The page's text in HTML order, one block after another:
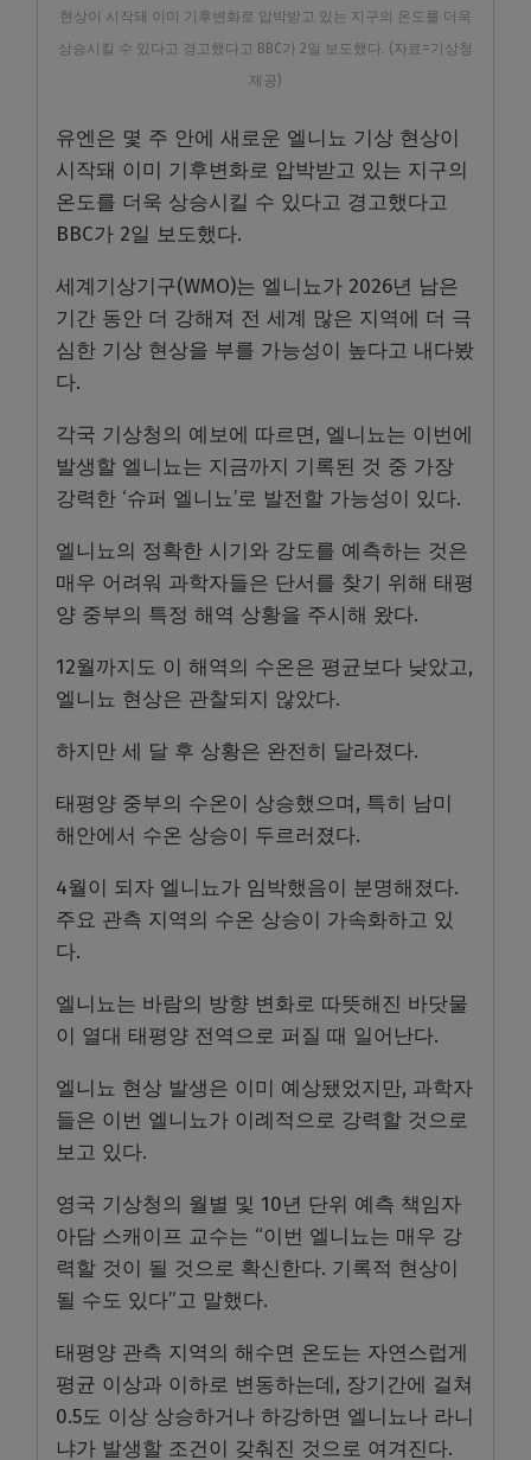
현상이 시작돼 이미 기후변화로 압박받고 있는 지구의 온도를 더욱
상승시킬 수 있다고 경고했다고 BBC가 2일 보도했다. (자료=기상청
제공)
유엔은 몇 주 안에 새로운 엘니뇨 기상 현상이
시작돼 이미 기후변화로 압박받고 있는 지구의
온도를 더욱 상승시킬 수 있다고 경고했다고
BBC가 2일 보도했다.
세계기상기구(WMO)는 엘니뇨가 2026년 남은
기간 동안 더 강해져 전 세계 많은 지역에 더 극
심한 기상 현상을 부를 가능성이 높다고 내다봤
다.
각국 기상청의 예보에 따르면, 엘니뇨는 이번에
발생할 엘니뇨는 지금까지 기록된 것 중 가장
강력한 ‘슈퍼 엘니뇨’로 발전할 가능성이 있다.
엘니뇨의 정확한 시기와 강도를 예측하는 것은
매우 어려워 과학자들은 단서를 찾기 위해 태평
양 중부의 특정 해역 상황을 주시해 왔다.
12월까지도 이 해역의 수온은 평균보다 낮았고,
엘니뇨 현상은 관찰되지 않았다.
하지만 세 달 후 상황은 완전히 달라졌다.
태평양 중부의 수온이 상승했으며, 특히 남미
해안에서 수온 상승이 두르러졌다.
4월이 되자 엘니뇨가 임박했음이 분명해졌다.
주요 관측 지역의 수온 상승이 가속화하고 있
다.
엘니뇨는 바람의 방향 변화로 따뜻해진 바닷물
이 열대 태평양 전역으로 퍼질 때 일어난다.
엘니뇨 현상 발생은 이미 예상됐었지만, 과학자
들은 이번 엘니뇨가 이례적으로 강력할 것으로
보고 있다.
영국 기상청의 월별 및 10년 단위 예측 책임자
아담 스캐이프 교수는 “이번 엘니뇨는 매우 강
력할 것이 될 것으로 확신한다. 기록적 현상이
될 수도 있다”고 말했다.
태평양 관측 지역의 해수면 온도는 자연스럽게
평균 이상과 이하로 변동하는데, 장기간에 걸쳐
0.5도 이상 상승하거나 하강하면 엘니뇨나 라니
냐가 발생할 조건이 갖춰진 것으로 여겨진다.